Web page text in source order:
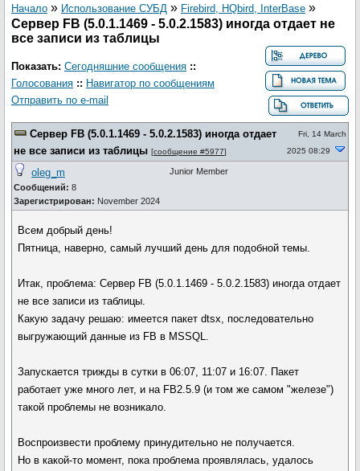
Начало » Использование СУБД » Firebird, HQbird, InterBase »
Сервер FB (5.0.1.1469 - 5.0.2.1583) иногда отдает не
все записи из таблицы
Показать: Сегодняшние сообщения ::
Голосования :: Навигатор по сообщениям
Отправить по e-mail
Сервер FB (5.0.1.1469 - 5.0.2.1583) иногда отдает
не все записи из таблицы [сообщение #5977]
Fri, 14 March
2025 08:29
oleg_m
Сообщений: 8
Зарегистрирован: November 2024
Junior Member
Всем добрый день!
Пятница, наверно, самый лучший день для подобной темы.
Итак, проблема: Сервер FB (5.0.1.1469 - 5.0.2.1583) иногда отдает
не все записи из таблицы.
Какую задачу решаю: имеется пакет dtsx, последовательно
выгружающий данные из FB в MSSQL.
Запускается трижды в сутки в 06:07, 11:07 и 16:07. Пакет
работает уже много лет, и на FB2.5.9 (и том же самом "железе")
такой проблемы не возникало.
Воспроизвести проблему принудительно не получается.
Но в какой-то момент, пока проблема проявлялась, удалось